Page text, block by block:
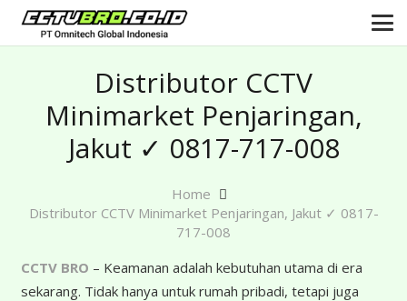
Distributor CCTV
Minimarket Penjaringan,
Jakut ✓ 0817-717-008
Home
Distributor CCTV Minimarket Penjaringan, Jakut ✓ 0817-
717-008
CCTV BRO – Keamanan adalah kebutuhan utama di era
sekarang. Tidak hanya untuk rumah pribadi, tetapi juga